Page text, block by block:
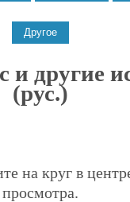
и другие
(рус.)
на круг в
просмотра.